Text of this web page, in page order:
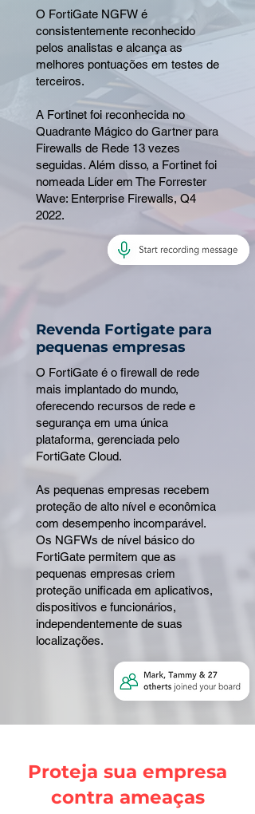
O FortiGate NGFW é
consistentemente reconhecido
pelos analistas e alcança as
melhores pontuações em testes de
terceiros.
A Fortinet foi reconhecida no
Quadrante Mágico do Gartner para
Firewalls de Rede 13 vezes
seguidas. Além disso, a Fortinet foi
nomeada Líder em The Forrester
Wave: Enterprise Firewalls, Q4
2022.
Revenda Fortigate para
pequenas empresas
O FortiGate é o firewall de rede
mais implantado do mundo,
oferecendo recursos de rede e
segurança em uma única
plataforma, gerenciada pelo
FortiGate Cloud.
As pequenas empresas recebem
proteção de alto nível e econômica
com desempenho incomparável.
Os NGFWs de nível básico do
FortiGate permitem que as
pequenas empresas criem
proteção unificada em aplicativos,
dispositivos e funcionários,
independentemente de suas
localizações.
Proteja sua empresa
contra ameaças